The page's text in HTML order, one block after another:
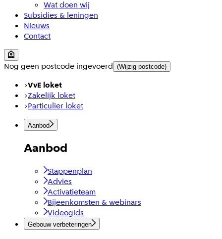
Wat doen wij
Subsidies & leningen
Nieuws
Contact
Nog geen postcode ingevoerd (Wijzig postcode)
VvE loket
Zakelijk loket
Particulier loket
Aanbod
Aanbod
Stappenplan
Advies
Activatieteam
Bijeenkomsten & webinars
Videogids
Gebouw verbeteringen